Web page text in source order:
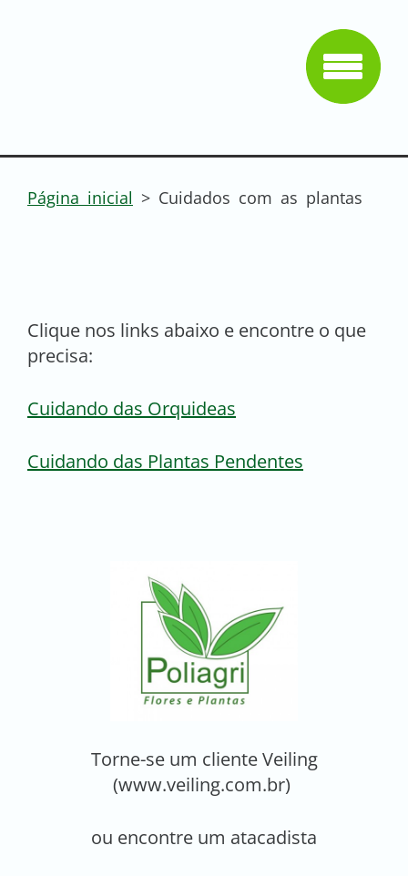
Página inicial > Cuidados com as plantas
Clique nos links abaixo e encontre o que
precisa:
Cuidando das Orquideas
Cuidando das Plantas Pendentes
Torne-se um cliente Veiling
(www.veiling.com.br)
ou encontre um atacadista